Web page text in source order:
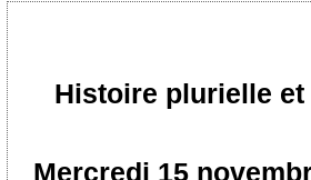
Histoire plurielle
Mercredi 15